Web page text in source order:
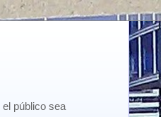
público sea